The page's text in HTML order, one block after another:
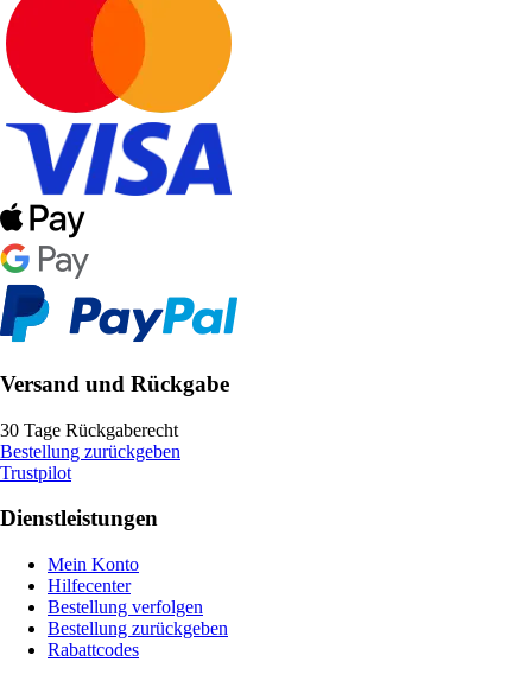
Versand und Rückgabe
30 Tage Rückgaberecht
Bestellung zurückgeben
Trustpilot
Dienstleistungen
Mein Konto
Hilfecenter
Bestellung verfolgen
Bestellung zurückgeben
Rabattcodes